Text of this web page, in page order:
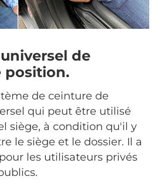
de
position.
de ceinture de
qui peut être utilisé
siège, à condition qu'il y
le siège et le dossier. Il a
les utilisateurs privés